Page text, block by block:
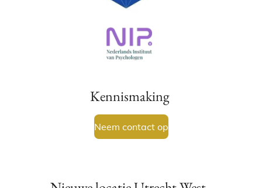
Kennismaking
Neem contact op